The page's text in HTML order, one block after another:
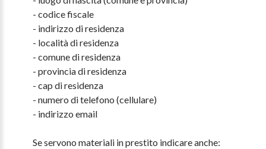
- codice fiscale
- indirizzo di residenza
- località di residenza
- comune di residenza
- provincia di residenza
- cap di residenza
- numero di telefono (cellulare)
- indirizzo email
Se servono materiali in prestito indicare anche: